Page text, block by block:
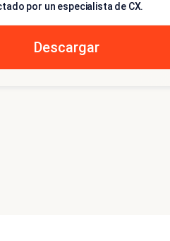
por un especialista de CX.